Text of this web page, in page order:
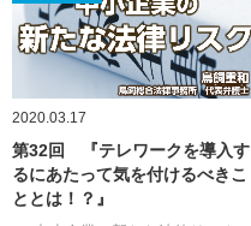
2020.03.17
第32回 『テレワークを導入す
るにあたって気を付けるべきこ
ととは！？』